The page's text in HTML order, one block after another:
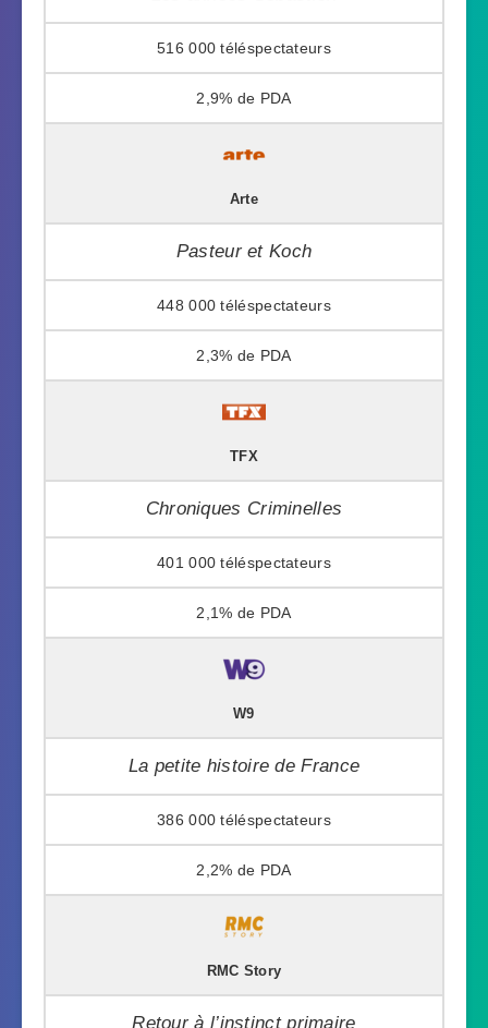
516 000
2,9%
Arte
Pasteur et Koch
448 000
2,3%
TFX
Chroniques Criminelles
401 000
2,1%
W9
La petite histoire de France
386 000
2,2%
RMC Story
Retour à l’instinct primaire